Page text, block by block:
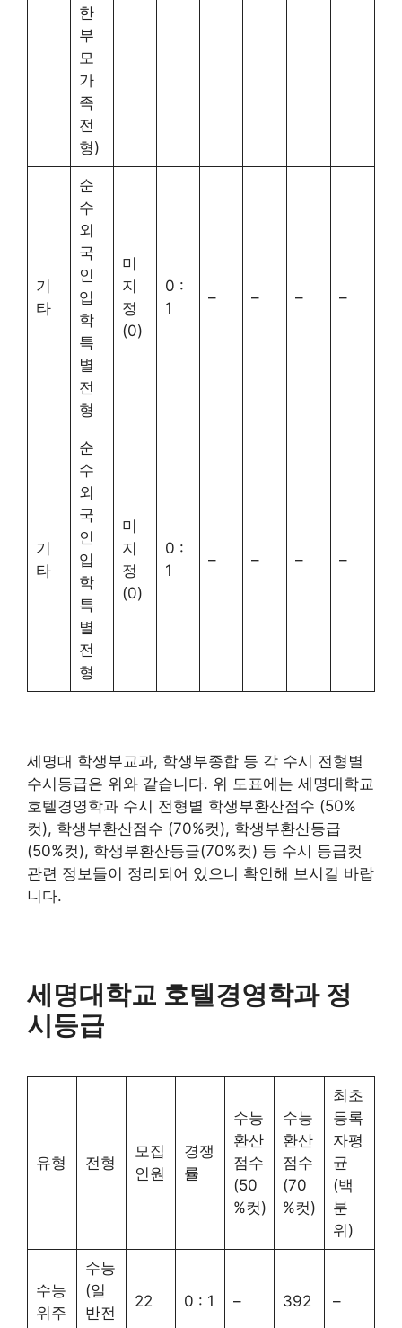
한
부
모
가
족
전
형)
기
타
순
수
외
국
인
입
학
특
별
전
형
미
지
정
(0)
0 :
1
– – – –
기
타
순
수
외
국
인
입
학
특
별
전
형
미
지
정
(0)
0 :
1
– – – –
세명대 학생부교과, 학생부종합 등 각 수시 전형별
수시등급은 위와 같습니다. 위 도표에는 세명대학교
호텔경영학과 수시 전형별 학생부환산점수 (50%
컷), 학생부환산점수 (70%컷), 학생부환산등급
(50%컷), 학생부환산등급(70%컷) 등 수시 등급컷
관련 정보들이 정리되어 있으니 확인해 보시길 바랍
니다.
세명대학교 호텔경영학과 정
시등급
유형 전형
모집
인원
경쟁
률
수능
환산
점수
(50
%컷)
수능
환산
점수
(70
%컷)
최초
등록
자평
균
(백
분
위)
수능
위주
수능
(일
반전
22 0 : 1 – 392 –